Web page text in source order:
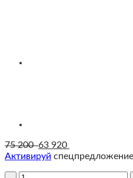
75 200 63 920
Активируй спецпредложение